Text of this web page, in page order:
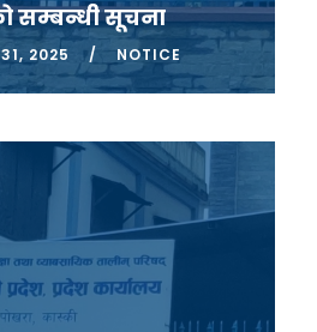
सम्बन्धी सूचना
2025 NOTICE